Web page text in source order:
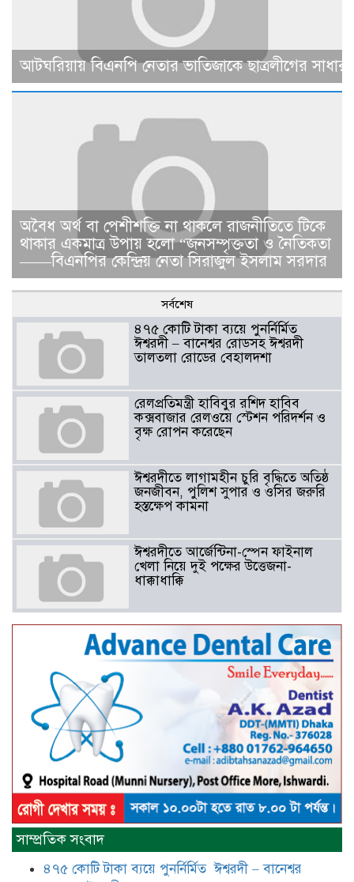
আটঘরিয়ায় বিএনপি নেতার ভাতিজাকে ছাত্রলীগের
​​অবৈধ অর্থ বা পেশীশক্তি না থাকলে রাজনীতিতে টিকে
থাকার একমাত্র উপায় হলো “জনসম্পৃক্ততা ও নৈতিকতা
——বিএনপির কেন্দ্রিয় নেতা সিরাজুল ইসলাম সরদার
সর্বশেষ
৪৭৫ কোটি টাকা ব্যয়ে পুনর্নির্মিত
ঈশ্বরদী – বানেশ্বর রোডসহ ঈশ্বরদী
তালতলা রোডের বেহালদশা
রেলপ্রতিমন্ত্রী হাবিবুর রশিদ হাবিব
কক্সবাজার রেলওয়ে স্টেশন পরিদর্শন ও
বৃক্ষ রোপন করেছেন
ঈশ্বরদীতে লাগামহীন চুরি বৃদ্ধিতে অতিষ্ঠ
জনজীবন, পুলিশ সুপার ও ওসির জরুরি
হস্তক্ষেপ কামনা ​
ঈশ্বরদীতে আর্জেন্টিনা-স্পেন ফাইনাল
খেলা নিয়ে দুই পক্ষের উত্তেজনা-
ধাক্কাধাক্কি
বাংলাদেশসহ বাসযোগ্য পৃথিবী গড়তে
গাছ লাগিয়ে অক্সিজেন ফ্যাক্টরী গড়ে
তোলার বিকল্প নেই——বিএনপির
কেন্দ্রিয় নেতা সাবেক এমপি বীর
মুক্তিযোদ্ধা সিরাজুল ইসলাম সরদার
আটঘরিয়ায় বিএনপি নেতার ভাতিজাকে ছাত্রলীগের সাধারণ
​​অবৈধ অর্থ বা পেশীশক্তি না থাকলে
রাজনীতিতে টিকে থাকার একমাত্র উপায়
বিএনপির কেন্দ্রিয় নেতা সিরাজুল ইসলাম
সরদার
সাম্প্রতিক সংবাদ
৪৭৫ কোটি টাকা ব্যয়ে পুনর্নির্মিত ঈশ্বরদী – বানেশ্বর